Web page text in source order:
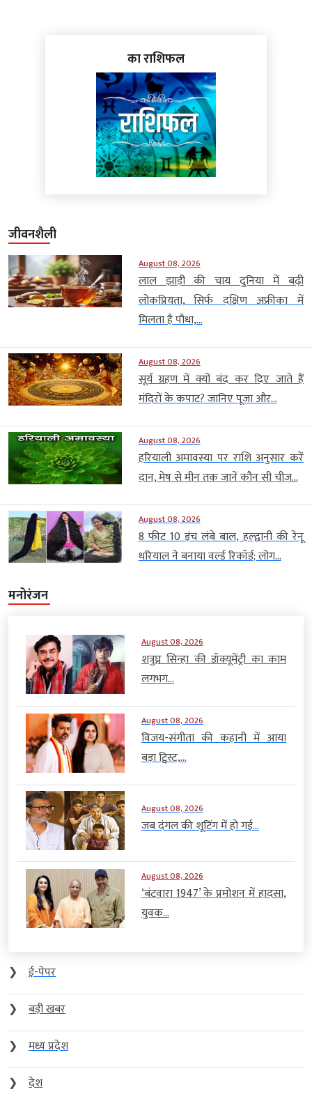
का राशिफल
जीवनशैली
August 08, 2026
लाल झाड़ी की चाय दुनिया में बढ़ी
लोकप्रियता, सिर्फ दक्षिण अफ्रीका में
मिलता है पौधा,...
August 08, 2026
सूर्य ग्रहण में क्यों बंद कर दिए जाते हैं
मंदिरों के कपाट? जानिए पूजा और...
August 08, 2026
हरियाली अमावस्या पर राशि अनुसार करें
दान, मेष से मीन तक जानें कौन सी चीज...
August 08, 2026
8 फीट 10 इंच लंबे बाल, हल्द्वानी की रेनू
धरियाल ने बनाया वर्ल्ड रिकॉर्ड; लोग...
मनोरंजन
August 08, 2026
शत्रुघ्न सिन्हा की डॉक्यूमेंट्री का काम
लगभग...
August 08, 2026
विजय-संगीता की कहानी में आया
बड़ा ट्विस्ट,...
August 08, 2026
जब दंगल की शूटिंग में हो गई...
August 08, 2026
‘बंटवारा 1947’ के प्रमोशन में हादसा,
युवक...
❯
ई-पेपर
❯
बड़ी खबर
❯
मध्य प्रदेश
❯
देश